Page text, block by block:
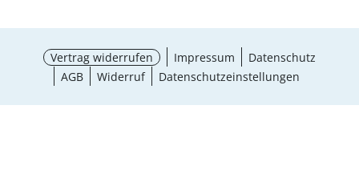
Vertrag widerrufen Impressum
Datenschutz
AGB
Widerruf Datenschutzeinstellungen